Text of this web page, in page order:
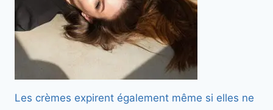
Les crèmes expirent également même si elles ne